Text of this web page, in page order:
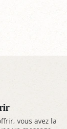
vous avez la